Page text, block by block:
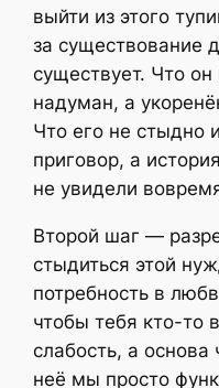
выйти из этого
за существование
существует. Что
надуман, а
Что его не стыдно
приговор, а
не увидели
Второй шаг —
стыдиться этой
потребность в
чтобы тебя кто-то
слабость, а
неё мы просто